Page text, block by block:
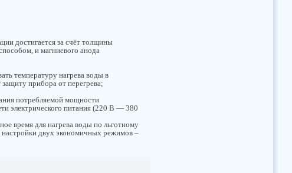
достигается за счёт толщины
и магниевого анода
температуру нагрева воды в
прибора от перегрева;
потребляемой мощности
электрического питания (220 В — 380
время для нагрева воды по льготному
двух экономичных режимов –